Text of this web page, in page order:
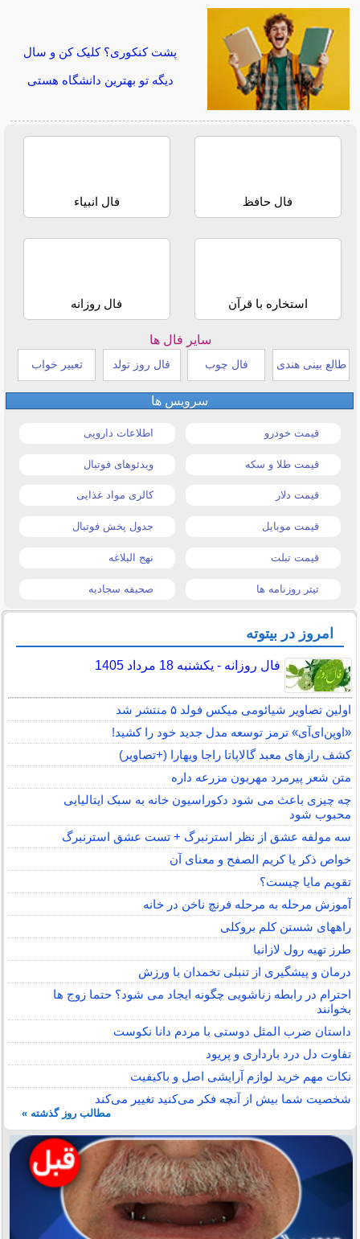
پشت کنکوری؟ کلیک کن و سال
دیگه تو بهترین دانشگاه هستی
فال حافظ فال انبیاء
استخاره با قرآن فال روزانه
سایر فال ها
طالع بینی هندی فال چوب فال روز تولد تعبیر خواب
سرویس ها
قیمت خودرو اطلاعات دارویی
قیمت طلا و سکه ویدئوهای فوتبال
قیمت دلار کالری مواد غذایی
قیمت موبایل جدول پخش فوتبال
قیمت تبلت نهج البلاغه
تیتر روزنامه ها صحیفه سجادیه
امروز در بیتوته
فال روزانه - یکشنبه 18 مرداد 1405
اولین تصاویر شیائومی میکس فولد ۵ منتشر شد
«اوپن‌ای‌آی» ترمز توسعه مدل جدید خود را کشید!
کشف رازهای معبد گالاپاتا راجا ویهارا (+تصاویر)
متن شعر پیرمرد مهربون مزرعه داره
چه چیزی باعث می شود دکوراسیون خانه به سبک ایتالیایی
محبوب شود
سه مولفه عشق از نظر استرنبرگ + تست عشق استرنبرگ
خواص ذکر یا کریم الصفح و معنای آن
تقویم مایا چیست؟
آموزش مرحله به مرحله فرنچ ناخن در خانه
راههای شستن کلم بروکلی
طرز تهیه رول لازانیا
درمان و پیشگیری از تنبلی تخمدان با ورزش
احترام در رابطه زناشویی چگونه ایجاد می شود؟ حتما زوج ها
بخوانند
داستان ضرب المثل دوستی با مردم دانا نكوست
تفاوت دل درد بارداری و پریود
نکات مهم خرید لوازم آرایشی اصل و باکیفیت
شخصیت شما بیش از آنچه فکر می‌کنید تغییر می‌کند
مطالب روز گذشته »